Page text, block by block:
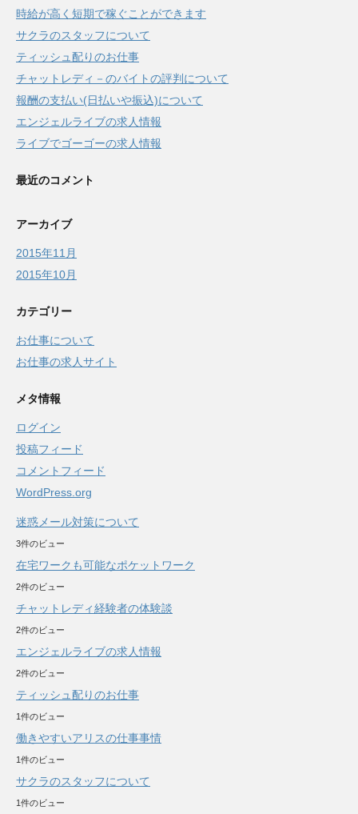
時給が高く短期で稼ぐことができます
サクラのスタッフについて
ティッシュ配りのお仕事
チャットレディ－のバイトの評判について
報酬の支払い(日払いや振込)について
エンジェルライブの求人情報
ライブでゴーゴーの求人情報
最近のコメント
アーカイブ
2015年11月
2015年10月
カテゴリー
お仕事について
お仕事の求人サイト
メタ情報
ログイン
投稿フィード
コメントフィード
WordPress.org
迷惑メール対策について
3件のビュー
在宅ワークも可能なポケットワーク
2件のビュー
チャットレディ経験者の体験談
2件のビュー
エンジェルライブの求人情報
2件のビュー
ティッシュ配りのお仕事
1件のビュー
働きやすいアリスの仕事事情
1件のビュー
サクラのスタッフについて
1件のビュー